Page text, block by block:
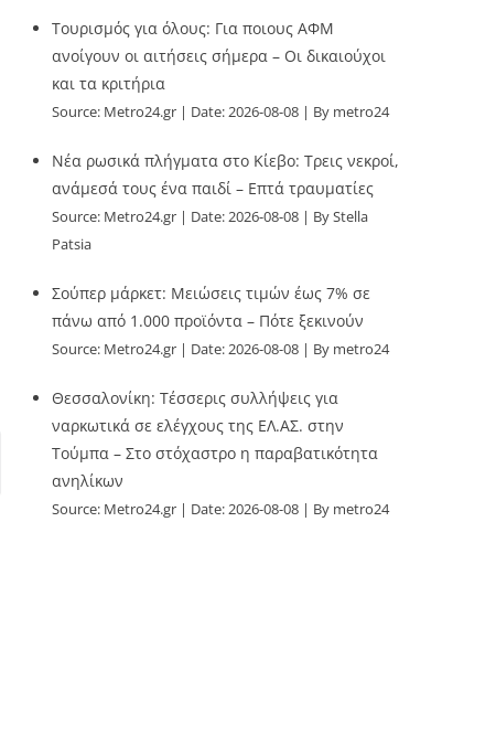
Τουρισμός για όλους: Για ποιους ΑΦΜ
ανοίγουν οι αιτήσεις σήμερα – Οι δικαιούχοι
και τα κριτήρια
Source: Metro24.gr Date: 2026-08-08 By metro24
Νέα ρωσικά πλήγματα στο Κίεβο: Τρεις νεκροί,
ανάμεσά τους ένα παιδί – Επτά τραυματίες
Source: Metro24.gr Date: 2026-08-08
By Stella
Patsia
Σούπερ μάρκετ: Μειώσεις τιμών έως 7% σε
πάνω από 1.000 προϊόντα – Πότε ξεκινούν
Source: Metro24.gr Date: 2026-08-08 By metro24
Θεσσαλονίκη: Τέσσερις συλλήψεις για
ναρκωτικά σε ελέγχους της ΕΛ.ΑΣ. στην
Τούμπα – Στο στόχαστρο η παραβατικότητα
ανηλίκων
Source: Metro24.gr Date: 2026-08-08 By metro24